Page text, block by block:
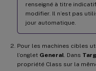
renseigné à titre
modifier. Il n’est pas
jour automatique.
Pour les machines cibles
l’onglet General . Dans
propriété Class sur la